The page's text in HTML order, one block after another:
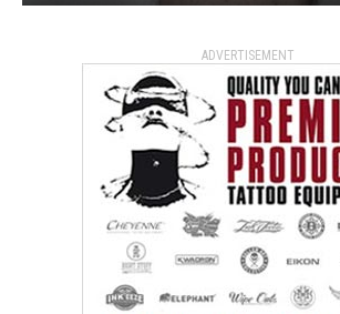
ADVERTISEMENT